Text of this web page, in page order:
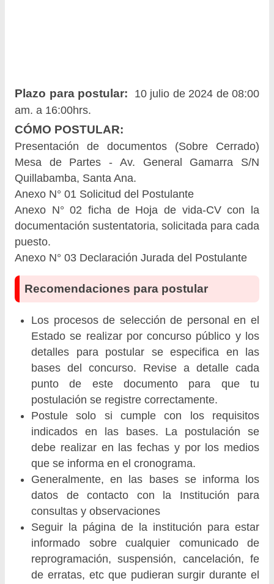
Plazo para postular:
10 julio de 2024 de 08:00
am. a 16:00hrs.
CÓMO POSTULAR:
Presentación de documentos (Sobre Cerrado)
Mesa de Partes - Av. General Gamarra S/N
Quillabamba, Santa Ana.
Anexo N° 01 Solicitud del Postulante
Anexo N° 02 ficha de Hoja de vida-CV con la
documentación sustentatoria, solicitada para cada
puesto.
Anexo N° 03 Declaración Jurada del Postulante
Recomendaciones para postular
Los procesos de selección de personal en el
Estado se realizar por concurso público y los
detalles para postular se especifica en las
bases del concurso. Revise a detalle cada
punto de este documento para que tu
postulación se registre correctamente.
Postule solo si cumple con los requisitos
indicados en las bases. La postulación se
debe realizar en las fechas y por los medios
que se informa en el cronograma.
Generalmente, en las bases se informa los
datos de contacto con la Institución para
consultas y observaciones
Seguir la página de la institución para estar
informado sobre cualquier comunicado de
reprogramación, suspensión, cancelación, fe
de erratas, etc que pudieran surgir durante el